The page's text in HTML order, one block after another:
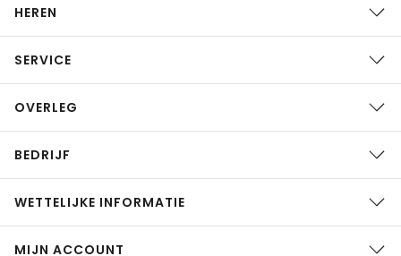
HEREN
SERVICE
OVERLEG
BEDRIJF
WETTELIJKE INFORMATIE
MIJN ACCOUNT